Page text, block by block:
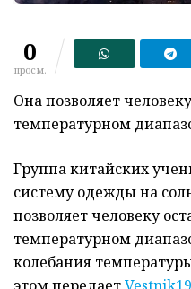
0
просм.
Она позволяет
температурном
Группа китайских
систему одежды на
позволяет человеку
температурном
колебания